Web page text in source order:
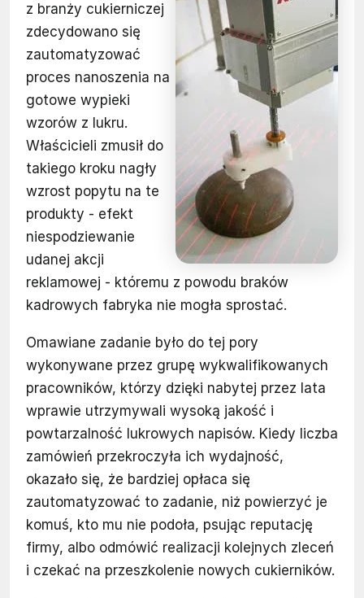
z branży cukierniczej
zdecydowano się
zautomatyzować
proces nanoszenia na
gotowe wypieki
wzorów z lukru.
Właścicieli zmusił do
takiego kroku nagły
wzrost popytu na te
produkty - efekt
niespodziewanie
udanej akcji
reklamowej - któremu z powodu braków
kadrowych fabryka nie mogła sprostać.
Omawiane zadanie było do tej pory
wykonywane przez grupę wykwalifikowanych
pracowników, którzy dzięki nabytej przez lata
wprawie utrzymywali wysoką jakość i
powtarzalność lukrowych napisów. Kiedy liczba
zamówień przekroczyła ich wydajność,
okazało się, że bardziej opłaca się
zautomatyzować to zadanie, niż powierzyć je
komuś, kto mu nie podoła, psując reputację
firmy, albo odmówić realizacji kolejnych zleceń
i czekać na przeszkolenie nowych cukierników.